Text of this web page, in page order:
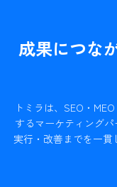
成果につな
トミラは、SEO・
するマーケティングパ
実行・改善までを一